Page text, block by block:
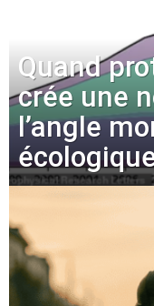
Quand
crée une
l’angle